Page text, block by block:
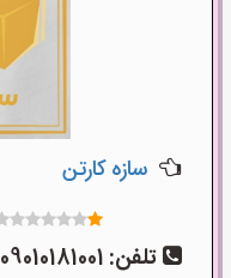
سازه کارتن
تلفن: 09010181001